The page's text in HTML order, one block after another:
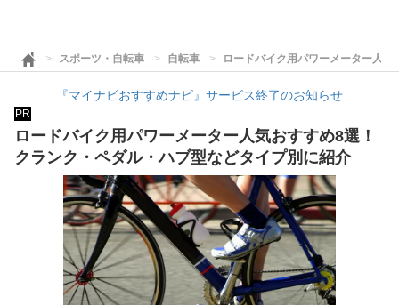
スポーツ・自転車 自転車 ロードバイク用パワーメーター人
『マイナビおすすめナビ』サービス終了のお知らせ
PR
ロードバイク用パワーメーター人気おすすめ8選！
クランク・ペダル・ハブ型などタイプ別に紹介